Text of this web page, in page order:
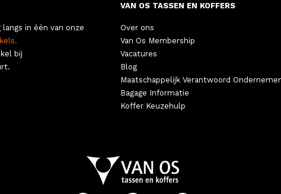
langs in één van onze
bij
VAN OS TASSEN EN KOFFERS
Over ons
Van Os Membership
Vacatures
Blog
Maatschappelijk Verantwoord
Bagage Informatie
Koffer Keuzehulp